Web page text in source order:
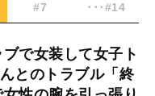
#7 ･･･#14
で女装して女子ト
とのトラブル「終